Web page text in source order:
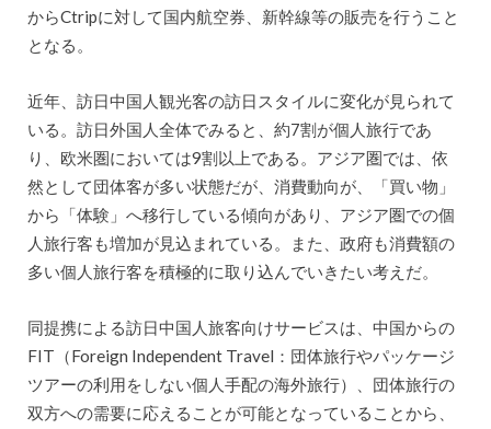
からCtripに対して国内航空券、新幹線等の販売を行うこと
となる。
近年、訪日中国人観光客の訪日スタイルに変化が見られて
いる。訪日外国人全体でみると、約7割が個人旅行であ
り、欧米圏においては9割以上である。アジア圏では、依
然として団体客が多い状態だが、消費動向が、「買い物」
から「体験」へ移行している傾向があり、アジア圏での個
人旅行客も増加が見込まれている。また、政府も消費額の
多い個人旅行客を積極的に取り込んでいきたい考えだ。
同提携による訪日中国人旅客向けサービスは、中国からの
FIT（Foreign Independent Travel：団体旅行やパッケージ
ツアーの利用をしない個人手配の海外旅行）、団体旅行の
双方への需要に応えることが可能となっていることから、